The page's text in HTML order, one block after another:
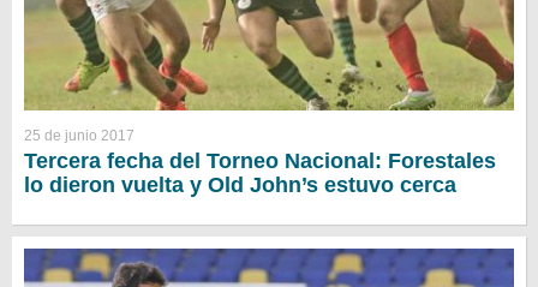
25 de junio 2017
Tercera fecha del Torneo Nacional: Forestales
lo dieron vuelta y Old John’s estuvo cerca